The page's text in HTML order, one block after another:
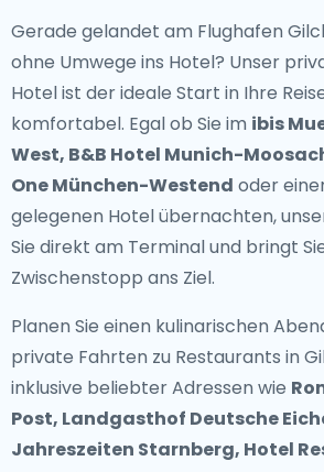
Gerade gelandet am Flughafen
ohne Umwege ins Hotel? Unser
Hotelist der ideale Start in Ihre
komfortabel. Egal ob Sie im ibis
West, B&B Hotel Munich-
One München-Westend oder
gelegenen Hotel übernachten,
Sie direkt am Terminal und bringt
Zwischenstopp ans Ziel.
Planen Sie einen kulinarischen
private Fahrten zu Restaurants in
inklusive beliebter Adressen wie
Post, Landgasthof Deutsche
Jahreszeiten Starnberg, Hotel